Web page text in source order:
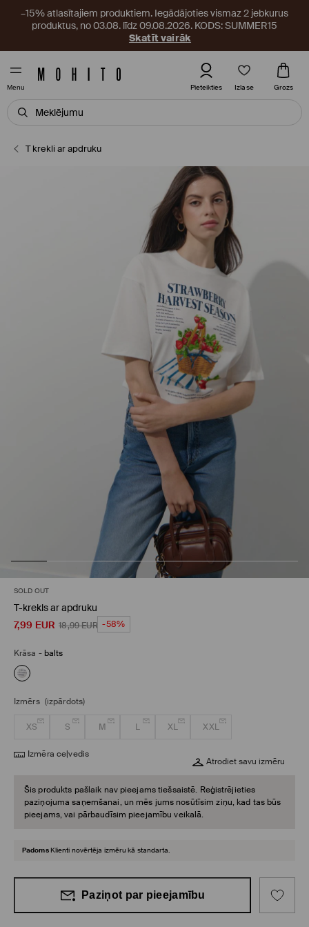
–15% atlasītajiem produktiem. Iegādājoties vismaz 2 jebkurus
produktus, no 03.08. līdz 09.08.2026. KODS: SUMMER15
Skatīt vairāk
Menu Pieteikties Izlase Grozs
T krekli ar apdruku
SOLD OUT
T-krekls ar apdruku
7,99 EUR 18,99EUR -58%
Krāsa - balts
Izmērs (izpārdots)
XS S M L XL XXL
Izmēra ceļvedis
Atrodiet savu izmēru
Šis produkts pašlaik nav pieejams tiešsaistē. Reģistrējieties
paziņojuma saņemšanai, un mēs jums nosūtīsim ziņu, kad tas būs
pieejams, vai pārbaudīsim pieejamību veikalā.
Padoms Klienti novērtēja izmēru kā standarta.
Paziņot par pieejamību